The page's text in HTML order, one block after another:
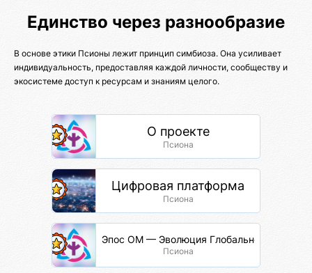
Единство через разнообразие
В основе этики Псионы лежит принцип симбиоза. Она усиливает
индивидуальность, предоставляя каждой личности, сообществу и
экосистеме доступ к ресурсам и знаниям целого.
О проекте
Псиона
Цифровая платформа
Псиона
Эпос ОМ — Эволюция Глобальной Сети
Псиона